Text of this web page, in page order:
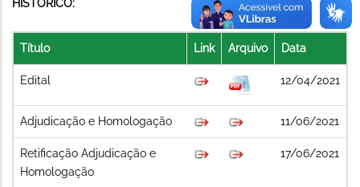
HISTÓRICO:
Título Link Arquivo Data
Edital 12/04/2021
Adjudicação e Homologação 11/06/2021
Retificação Adjudicação e
Homologação
17/06/2021